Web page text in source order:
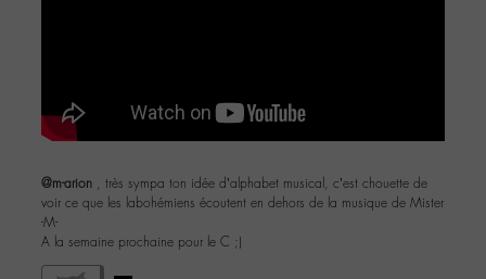
@m-arion , très sympa ton idée d’alphabet musical, c’est chouette de
voir ce que les labohémiens écoutent en dehors de la musique de Mister
-M-
A la semaine prochaine pour le C ;)